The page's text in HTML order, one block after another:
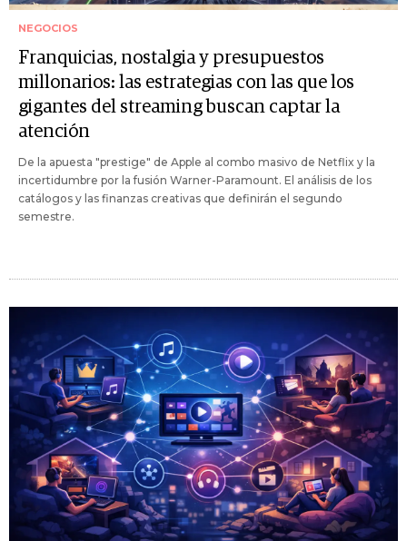
NEGOCIOS
Franquicias, nostalgia y presupuestos
millonarios: las estrategias con las que los
gigantes del streaming buscan captar la
atención
De la apuesta "prestige" de Apple al combo masivo de Netflix y la
incertidumbre por la fusión Warner-Paramount. El análisis de los
catálogos y las finanzas creativas que definirán el segundo
semestre.